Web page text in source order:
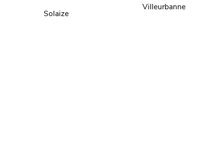
Solaize
Villeurbanne